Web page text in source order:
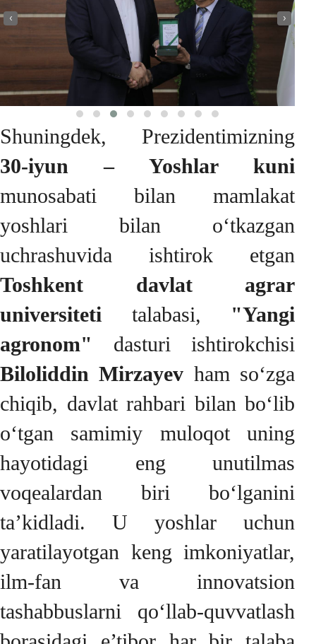
‹ ›
Shuningdek, Prezidentimizning
30-iyun – Yoshlar kuni
munosabati bilan mamlakat
yoshlari bilan o‘tkazgan
uchrashuvida ishtirok etgan
Toshkent davlat agrar
universiteti talabasi, "Yangi
agronom" dasturi ishtirokchisi
Biloliddin Mirzayev ham so‘zga
chiqib, davlat rahbari bilan bo‘lib
o‘tgan samimiy muloqot uning
hayotidagi eng unutilmas
voqealardan biri bo‘lganini
ta’kidladi. U yoshlar uchun
yaratilayotgan keng imkoniyatlar,
ilm-fan va innovatsion
tashabbuslarni qo‘llab-quvvatlash